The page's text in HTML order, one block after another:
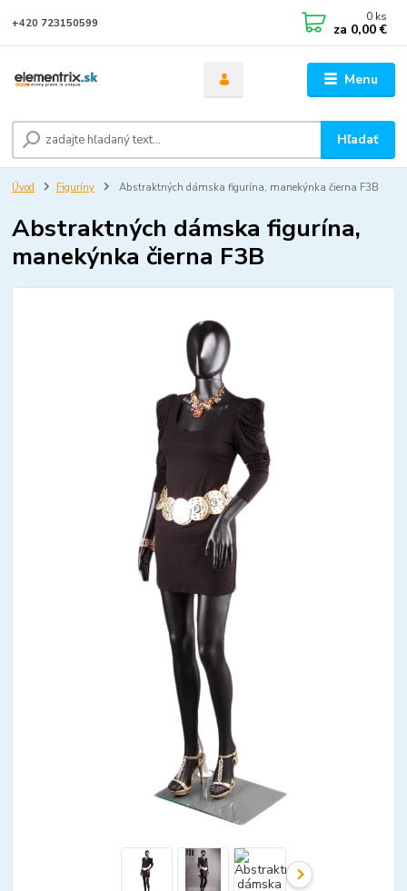
Menu
Hľadať
+420 723150599 0 ks
za 0,00 €
Úvod Figuríny Abstraktných dámska figurína, manekýnka čierna F3B
Abstraktných dámska figurína,
manekýnka čierna F3B